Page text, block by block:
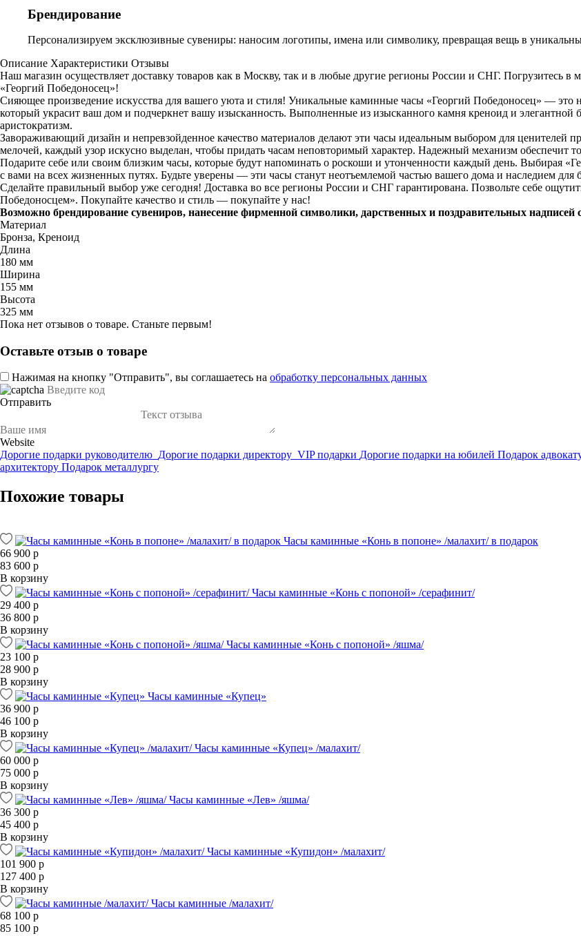
Брендирование
Персонализируем эксклюзивные сувениры: наносим логотипы, имена или символику, превращая вещь в
Описание Характеристики Отзывы
Наш магазин осуществляет доставку товаров как в Москву, так и в любые другие регионы России и СНГ. Погрузитесь
«Георгий Победоносец»!
Сияющее произведение искусства для вашего уюта и стиля! Уникальные каминные часы «Георгий Победоносец» — это
который украсит ваш дом и подчеркнет вашу изысканность. Выполненные из изысканного камня креноид и
аристократизм.
Завораживающий дизайн и непревзойденное качество материалов делают эти часы идеальным выбором для ценителей
мелочей, каждый узор искусно выделан, чтобы придать часам неповторимый характер. Надежный механизм обеспечит
Подарите себе или своим близким часы, которые будут напоминать о роскоши и утонченности каждый день. Выбирая
с вами на всех жизненных путях. Будьте уверены — эти часы станут неотъемлемой частью вашего дома и наследием для
Сделайте правильный выбор уже сегодня! Доставка во все регионы России и СНГ гарантирована. Позвольте себе
Победоносцем». Покупайте качество и стиль — покупайте у нас!
Возможно брендирование сувениров, нанесение фирменной символики, дарственных и поздравительных
Материал
Бронза, Креноид
Длина
180 мм
Ширина
155 мм
Высота
325 мм
Пока нет отзывов о товаре. Станьте первым!
Оставьте отзыв о товаре
Нажимая на кнопку "Отправить", вы соглашаетесь на обработку персональных данных
Отправить
Website
Дорогие подарки руководителю Дорогие подарки директору VIP подарки Дорогие подарки на юбилей Подарок
архитектору Подарок металлургу
Похожие товары
Часы каминные «Конь в попоне» /малахит/ в подарок
66 900 р
83 600 р
В корзину
Часы каминные «Конь с попоной» /серафинит/
29 400 р
36 800 р
В корзину
Часы каминные «Конь с попоной» /яшма/
23 100 р
28 900 р
В корзину
Часы каминные «Купец»
36 900 р
46 100 р
В корзину
Часы каминные «Купец» /малахит/
60 000 р
75 000 р
В корзину
Часы каминные «Лев» /яшма/
36 300 р
45 400 р
В корзину
Часы каминные «Купидон» /малахит/
101 900 р
127 400 р
В корзину
Часы каминные /малахит/
68 100 р
85 100 р